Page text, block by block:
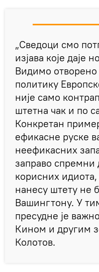
„Сведоци смо
изјава које даје
Видимо отворено
политику
није само
штетна чак и по
Конкретан
ефикасне руске
неефикасних
заправо спремни
корисних
нанесу штету не
Вашингтону. У
пресудне je
Кином и другим
Колотов.